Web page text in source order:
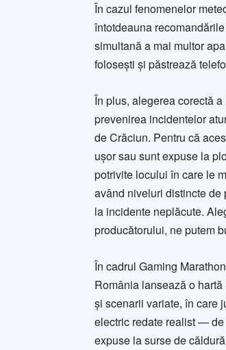
În cazul fenomenelor
întotdeauna
simultană a mai multor
folosești și păstrează
În plus, alegerea corectă
prevenirea incidentelor
de Crăciun. Pentru că
ușor sau sunt expuse la
potrivite locului în care le
având niveluri distincte de
la incidente neplăcute.
producătorului, ne putem
În cadrul Gaming
România lansează o
și scenarii variate, în care
electric redate realist —
expuse la surse de